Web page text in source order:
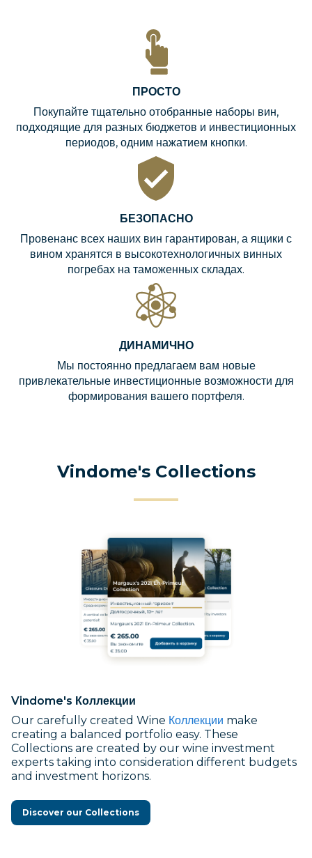
ПРОСТО
Покупайте тщательно отобранные наборы вин,
подходящие для разных бюджетов и инвестиционных
периодов, одним нажатием кнопки.
БЕЗОПАСНО
Провенанс всех наших вин гарантирован, а ящики с
вином хранятся в высокотехнологичных винных
погребах на таможенных складах.
ДИНАМИЧНО
Мы постоянно предлагаем вам новые
привлекательные инвестиционные возможности для
формирования вашего портфеля.
Vindome's Collections
Vindome's Коллекции
Our carefully created Wine Коллекции make
creating a balanced portfolio easy. These
Collections are created by our wine investment
experts taking into consideration different budgets
and investment horizons.
Discover our Collections